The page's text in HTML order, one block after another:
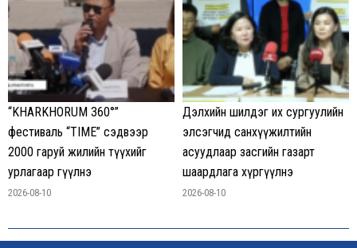
“KHARKHORUM 360°”
фестиваль “TIME” сэдвээр
2000 гаруй жилийн түүхийг
урлагаар өгүүлнэ
2026-08-10
Дэлхийн шилдэг их сургуулийн
элсэгчид санхүүжилтийн
асуудлаар засгийн газарт
шаардлага хүргүүлнэ
2026-08-10